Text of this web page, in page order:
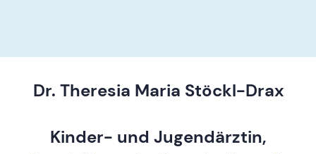
Dr. Theresia Maria Stöckl-Drax
Kinder- und Jugendärztin,